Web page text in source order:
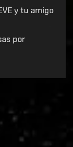
y tu amigo
por